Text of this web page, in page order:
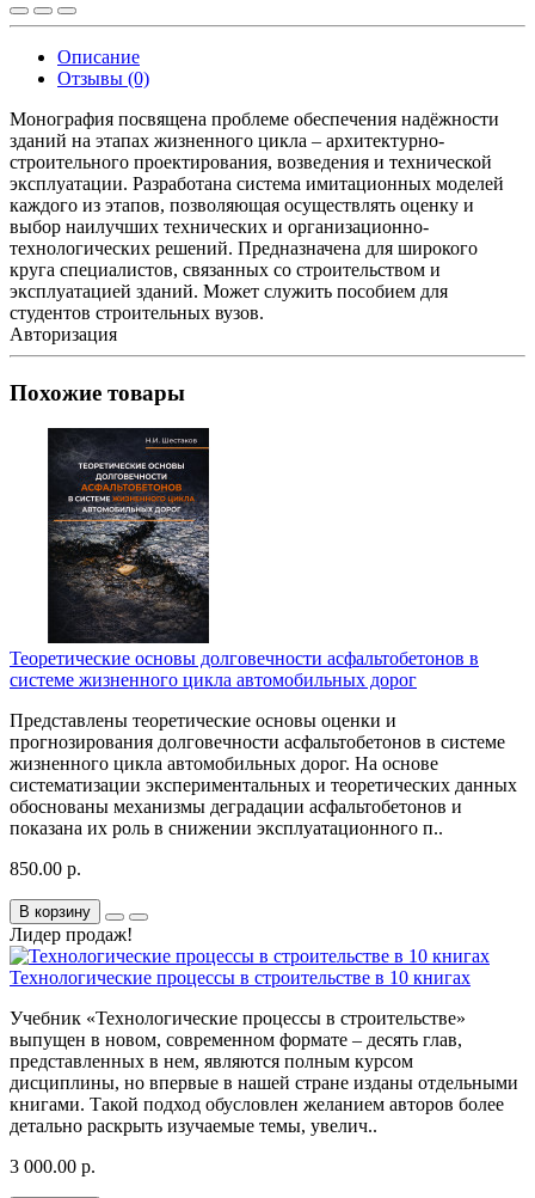
Описание
Отзывы (0)
Монография посвящена проблеме обеспечения надёжности
зданий на этапах жизненного цикла – архитектурно-
строительного проектирования, возведения и технической
эксплуатации. Разработана система имитационных моделей
каждого из этапов, позволяющая осуществлять оценку и
выбор наилучших технических и организационно-
технологических решений. Предназначена для широкого
круга специалистов, связанных со строительством и
эксплуатацией зданий. Может служить пособием для
студентов строительных вузов.
Авторизация
Похожие товары
Теоретические основы долговечности асфальтобетонов в
системе жизненного цикла автомобильных дорог
Представлены теоретические основы оценки и
прогнозирования долговечности асфальтобетонов в системе
жизненного цикла автомобильных дорог. На основе
систематизации экспериментальных и теоретических данных
обоснованы механизмы деградации асфальтобетонов и
показана их роль в снижении эксплуатационного п..
850.00 р.
В корзину
Лидер продаж!
Технологические процессы в строительстве в 10 книгах
Учебник «Технологические процессы в строительстве»
выпущен в новом, современном формате – десять глав,
представленных в нем, являются полным курсом
дисциплины, но впервые в нашей стране изданы отдельными
книгами. Такой подход обусловлен желанием авторов более
детально раскрыть изучаемые темы, увелич..
3 000.00 р.